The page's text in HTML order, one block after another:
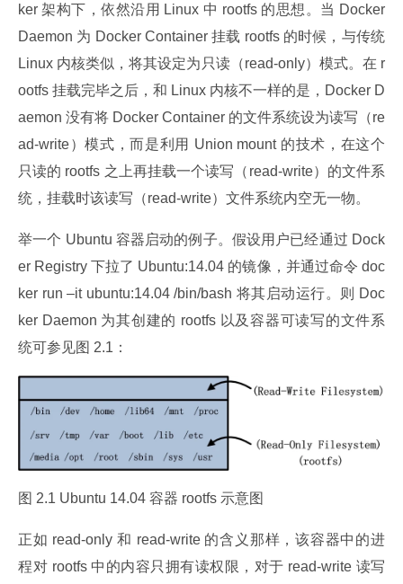
ker 架构下，依然沿用 Linux 中 rootfs 的思想。当 Docker
Daemon 为 Docker Container 挂载 rootfs 的时候，与传统
Linux 内核类似，将其设定为只读（read-only）模式。在 r
ootfs 挂载完毕之后，和 Linux 内核不一样的是，Docker D
aemon 没有将 Docker Container 的文件系统设为读写（re
ad-write）模式，而是利用 Union mount 的技术，在这个
只读的 rootfs 之上再挂载一个读写（read-write）的文件系
统，挂载时该读写（read-write）文件系统内空无一物。
举一个 Ubuntu 容器启动的例子。假设用户已经通过 Dock
er Registry 下拉了 Ubuntu:14.04 的镜像，并通过命令 doc
ker run –it ubuntu:14.04 /bin/bash 将其启动运行。则 Doc
ker Daemon 为其创建的 rootfs 以及容器可读写的文件系
统可参见图 2.1：
图 2.1 Ubuntu 14.04 容器 rootfs 示意图
正如 read-only 和 read-write 的含义那样，该容器中的进
程对 rootfs 中的内容只拥有读权限，对于 read-write 读写